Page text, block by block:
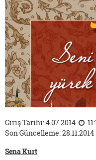
Giriş Tarihi: 4.07.2014
Son Güncelleme: 28.11.2014
Sena Kurt